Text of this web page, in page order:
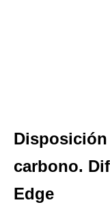
carbono.
Edge